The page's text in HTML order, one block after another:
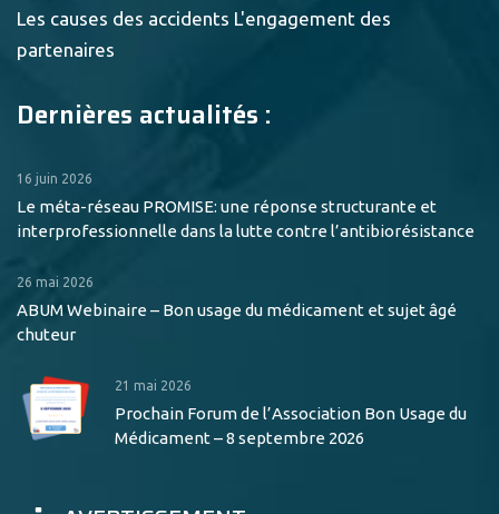
Les causes des accidents L'engagement des
partenaires
Dernières actualités :
16 juin 2026
Le méta-réseau PROMISE: une réponse structurante et
interprofessionnelle dans la lutte contre l’antibiorésistance
26 mai 2026
ABUM Webinaire – Bon usage du médicament et sujet âgé
chuteur
21 mai 2026
Prochain Forum de l’Association Bon Usage du
Médicament – 8 septembre 2026